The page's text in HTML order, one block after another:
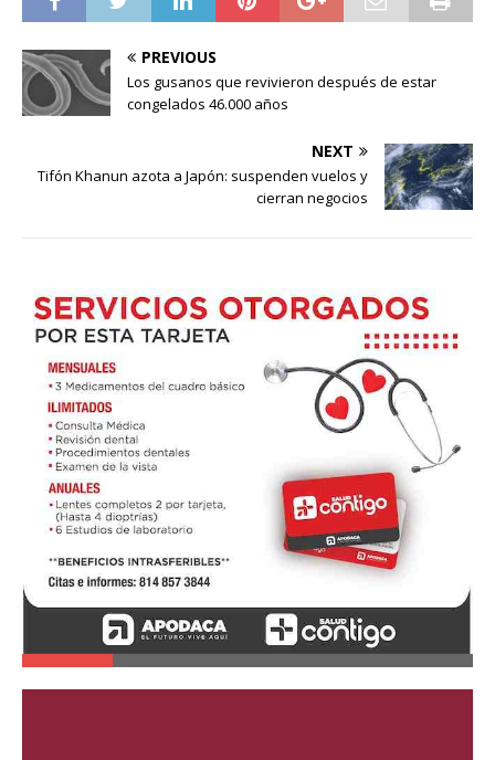
PREVIOUS
Los gusanos que revivieron después de estar
congelados 46.000 años
NEXT
Tifón Khanun azota a Japón: suspenden vuelos y
cierran negocios